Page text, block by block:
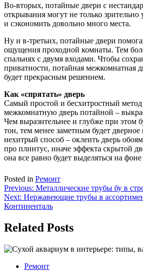
Во-вторых, потайные двери с
открывания могут не только зрительно
и сэкономить довольно много места.
Ну и в-третьих, потайные двери
ощущения проходной комнаты. Тем
спальнях с двумя входами. Чтобы
приватности, потайная межкомнатная
будет прекрасным решением.
Как «спрятать» дверь
Самый простой и бесхитростный метод
межкомнатную дверь потайной –
Чем выразительнее и глубже при этом
тон, тем менее заметным будет
нехитрый способ – оклеить дверь
про плинтус, иначе эффекта скрытой
она все равно будет выделяться на
Posted in Ремонт
Навигация
по
Previous: Металлические трубы бу в
Next: Нержавеющие трубы в
Континенталь
Related Posts
Ремонт